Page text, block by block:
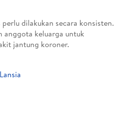
dilakukan secara konsisten.
anggota keluarga untuk
jantung koroner.